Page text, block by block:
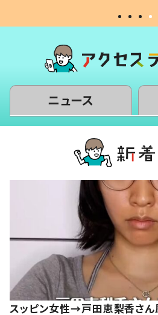
ニュース
スッピン女性→戸田恵梨香さん